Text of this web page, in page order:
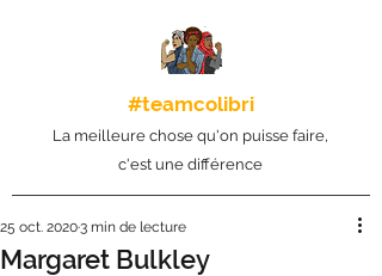
#teamcolibri
La meilleure chose qu'on puisse faire,
c'est une différence
Margaret Bulkley
25 oct. 20203 min de lecture